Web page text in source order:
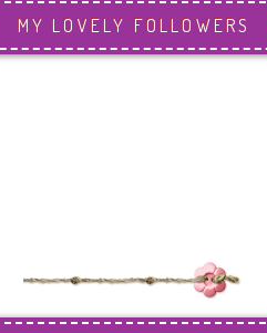
MY LOVELY FOLLOWERS